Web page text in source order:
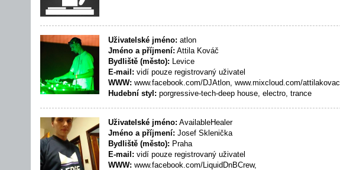
Uživatelské jméno: atlon
Jméno a příjmení: Attila Kováč
Bydliště (město): Levice
E-mail: vidí pouze registrovaný uživatel
WWW: www.facebook.com/DJAtlon, www.mixcloud.com/attilakovac
Hudební styl: porgressive-tech-deep house, electro, trance
Uživatelské jméno: AvailableHealer
Jméno a příjmení: Josef Sklenička
Bydliště (město): Praha
E-mail: vidí pouze registrovaný uživatel
WWW: www.facebook.com/LiquidDnBCrew,